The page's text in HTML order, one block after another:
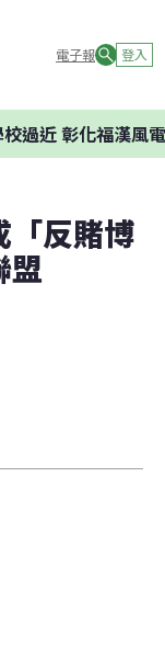
電子報 登入
近 彰化福漢風電
「反賭博
盟